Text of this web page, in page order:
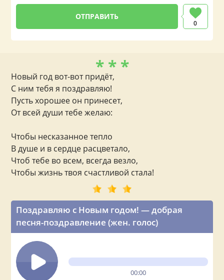
0
Поздравляю с Новым годом! — добрая
песня-поздравление (жен. голос)
00:00
* * *
Новый год вот-вот придёт,
С ним тебя я поздравляю!
Пусть хорошее он принесет,
От всей души тебе желаю:
Чтобы несказанное тепло
В душе и в сердце расцветало,
Чтоб тебе во всем, всегда везло,
Чтобы жизнь твоя счастливой стала!